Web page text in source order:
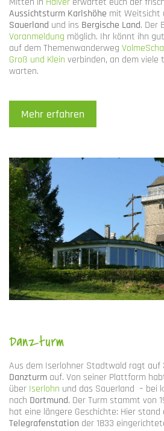
Aussichtsturm Karlshöhe mit Weitsicht
Sauerland und ins Bergische Land. Der
Voranmeldung möglich. Ihr könnt ihn
auf dem Themenwanderweg
Groß und Klein verbinden, an dem viele
warten.
Mehr erfahren
Danzturm
Aus dem Iserlohner Stadtwald ragt auf
Danzturm auf. Von seiner Plattform
über Iserlohn und das Sauerland – bei
nach Dortmund. Der Turm stammt von
hat eine längere Geschichte: Hier stand
Telegrafenstation der 1833